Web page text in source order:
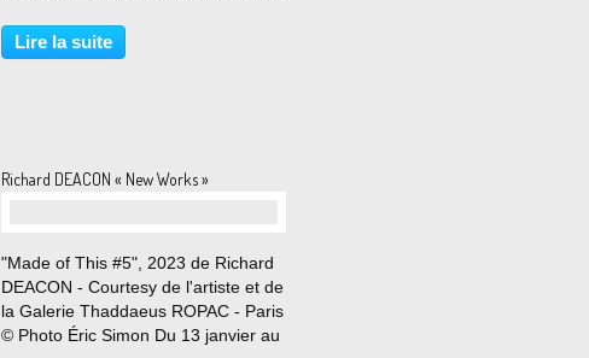
Max Hetzler est heureuse de
présenter On Paper, une exposition
Lire la suite
Richard DEACON « New Works »
"Made of This #5", 2023 de Richard
DEACON - Courtesy de l'artiste et de
la Galerie Thaddaeus ROPAC - Paris
© Photo Éric Simon Du 13 janvier au